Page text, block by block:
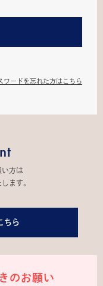
ワードを忘れた方はこちら
方は
ます。
ちら
のお願い